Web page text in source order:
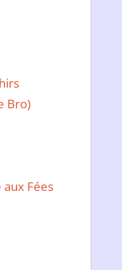
Bro)
aux Fées